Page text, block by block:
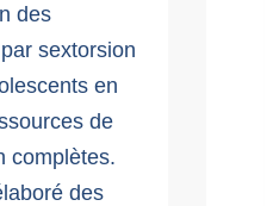
des
sextorsion
en
de
complètes.
des